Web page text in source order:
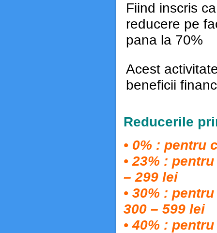
Fiind inscris
reducere pe
pana la 70%
Acest
beneficii
Reducerile
• 0% : pentru
• 23% :
– 299 lei
• 30% :
300 – 599 lei
• 40% :